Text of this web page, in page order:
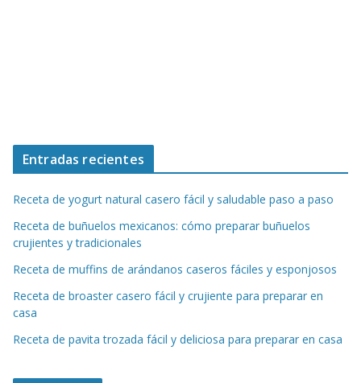
Entradas recientes
Receta de yogurt natural casero fácil y saludable paso a paso
Receta de buñuelos mexicanos: cómo preparar buñuelos
crujientes y tradicionales
Receta de muffins de arándanos caseros fáciles y esponjosos
Receta de broaster casero fácil y crujiente para preparar en
casa
Receta de pavita trozada fácil y deliciosa para preparar en casa